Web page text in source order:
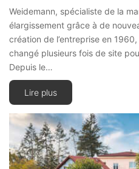
Weidemann, spécialiste de la
élargissement grâce à de
création de l’entreprise en
changé plusieurs fois de site
Depuis le…
Lire plus